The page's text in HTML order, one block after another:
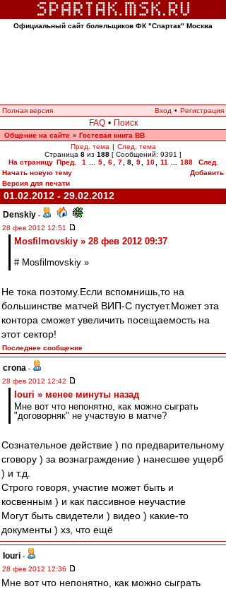
Официальный сайт болельщиков ФК "Спартак" Москва
Полная версия Вход • Регистрация
FAQ • Поиск
Общение на сайте » Гостевая книга ВВ
Пред. тема | След. тема
Страница 8 из 188 [ Сообщений: 9391 ]
На страницу Пред. 1 5 6 7 8, 9 10 11 188
След.
Начать новую тему
Добавить
Версия для печати
01.02.2012 - 29.02.2012
Denskiy -
28 фев 2012 12:51
Mosfilmovskiy » 28 фев 2012 09:37
# Mosfilmovskiy »
Не тока поэтому.Если вспомнишь,то на
большинстве матчей ВИП-С пустует.Может эта
контора сможет увеличить посещаемость на
этот сектор!
Последнее сообщение
crona -
28 фев 2012 12:42
Iouri » менее минуты назад
Мне вот что непонятно, как можно сыграть
"договорняк" не участвую в матче?
Сознательное действие ) по предварительному
сговору ) за вознаграждение ) нанесшее ущерб
) и т.д.
Строго говоря, участие может быть и
косвенным ) и как пассивное неучастие
Могут быть свидетели ) видео ) какие-то
документы ) хз, что ещё
Iouri -
28 фев 2012 12:36
Мне вот что непонятно, как можно сыграть